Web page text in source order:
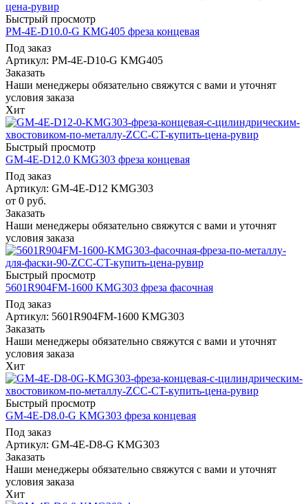
Быстрый просмотр
PM-4E-D10.0-G KMG405 фреза концевая
Под заказ
Артикул: PM-4E-D10-G KMG405
Заказать
Наши менеджеры обязательно свяжутся с вами и уточнят
условия заказа
Хит
Быстрый просмотр
GM-4E-D12.0 KMG303 фреза концевая
Под заказ
Артикул: GM-4E-D12 KMG303
от 0 руб.
Заказать
Наши менеджеры обязательно свяжутся с вами и уточнят
условия заказа
Быстрый просмотр
5601R904FM-1600 KMG303 фреза фасочная
Под заказ
Артикул: 5601R904FM-1600 KMG303
Заказать
Наши менеджеры обязательно свяжутся с вами и уточнят
условия заказа
Хит
Быстрый просмотр
GM-4E-D8.0-G KMG303 фреза концевая
Под заказ
Артикул: GM-4E-D8-G KMG303
Заказать
Наши менеджеры обязательно свяжутся с вами и уточнят
условия заказа
Хит